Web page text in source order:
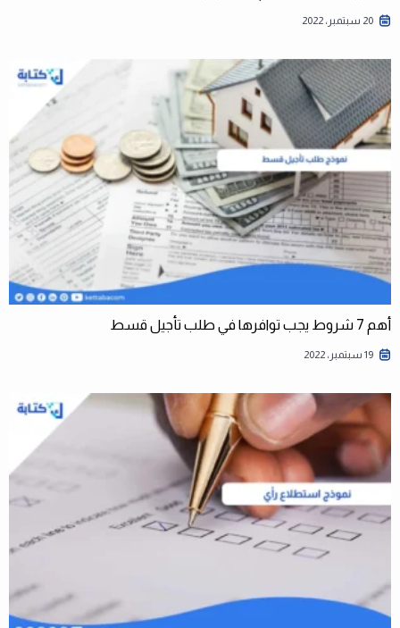
20 سبتمبر، 2022
أهم 7 شروط يجب توافرها في طلب تأجيل قسط
19 سبتمبر، 2022